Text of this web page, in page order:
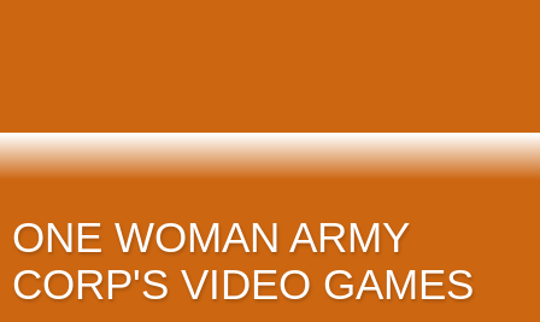
ONE WOMAN ARMY
CORP'S VIDEO GAMES